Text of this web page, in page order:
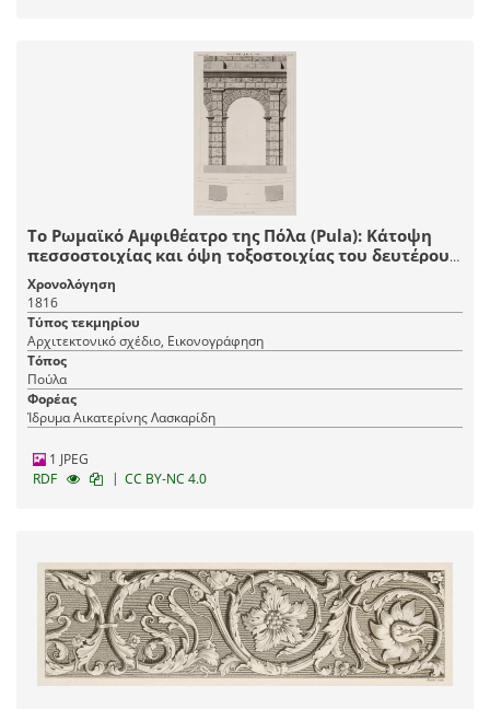
Το Ρωμαϊκό Αμφιθέατρο της Πόλα (Pula): Κάτοψη
πεσσοστοιχίας και όψη τοξοστοιχίας του δευτέρου
ορόφου.
Χρονολόγηση
1816
Τύπος τεκμηρίου
Αρχιτεκτονικό σχέδιο, Εικονογράφηση
Τόπος
Πούλα
Φορέας
Ίδρυμα Αικατερίνης Λασκαρίδη
1 JPEG
RDF
| CC BY-NC 4.0